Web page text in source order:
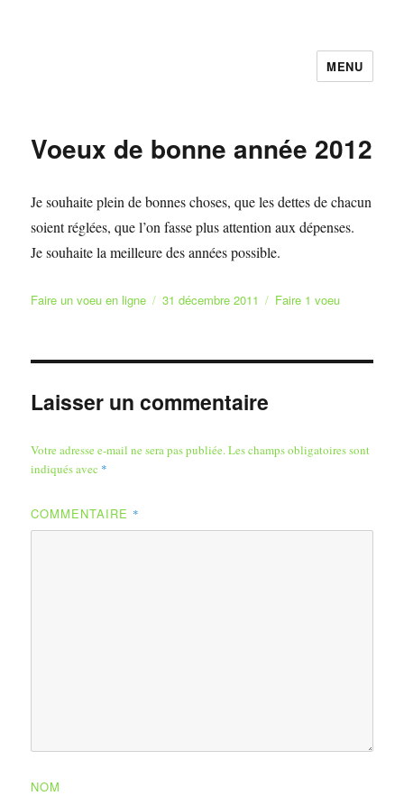
Faire et Ecrire un voeu gratuitement
MENU
Voeux de bonne année 2012
Je souhaite plein de bonnes choses, que les dettes de chacun
soient réglées, que l’on fasse plus attention aux dépenses.
Je souhaite la meilleure des années possible.
Auteur
Faire un voeu en ligne
Publié
31 décembre 2011 Catégories
Faire 1 voeu
Laisser un commentaire
Votre adresse e-mail ne sera pas publiée.Les champs obligatoires sont
indiqués avec *
COMMENTAIRE *
NOM